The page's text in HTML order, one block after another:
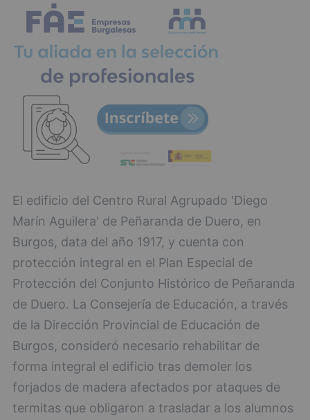
El edificio del Centro Rural Agrupado 'Diego
Marín Aguilera' de Peñaranda de Duero, en
Burgos, data del año 1917, y cuenta con
protección integral en el Plan Especial de
Protección del Conjunto Histórico de Peñaranda
de Duero. La Consejería de Educación, a través
de la Dirección Provincial de Educación de
Burgos, consideró necesario rehabilitar de
forma integral el edificio tras demoler los
forjados de madera afectados por ataques de
termitas que obligaron a trasladar a los alumnos